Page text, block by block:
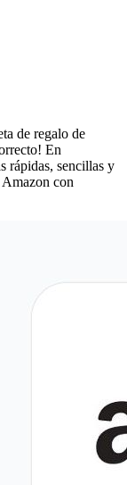
de regalo de
En
rápidas, sencillas y
con